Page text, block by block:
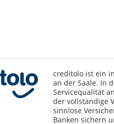
creditolo ist ein
an der Saale. In
Servicequalität
der vollständige
sinnlose
Banken sichern